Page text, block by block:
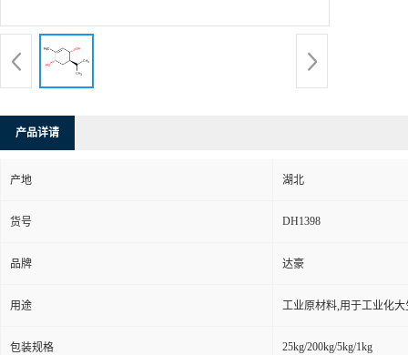
产品详请
产地 湖北
货号 DH1398
品牌 达豪
用途 工业原材料,用于工业化大
包装规格 25kg/200kg/5kg/1kg